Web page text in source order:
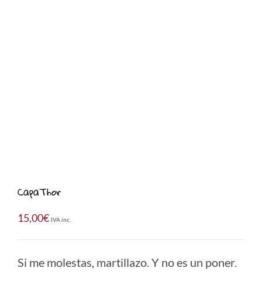
CapaThor
15,00€ IVA inc.
Si me molestas, martillazo. Y no es un poner.